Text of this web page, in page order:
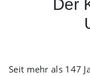
Der
Seit mehr als 147